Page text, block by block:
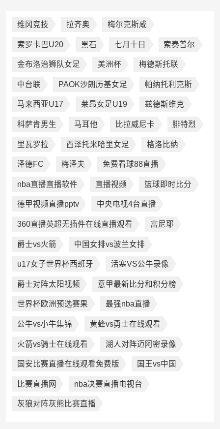
维冈竞技 拉齐奥 梅尔克斯咸
索罗卡巴U20 黑石 七月十日 索奏普尔
金布洛治狮队女足 美洲杯 梅德斯托联
中台联 PAOK沙朗历基女足 帕纳托利克斯
马来西亚U17 莱昂女足U19 兹德斯维克
科萨肯男生 马耳他 比拉威尼卡 腓特烈
里瓦罗拉 西泽托米哈里女足 格洛比纳
泽德FC 梅泽夫 免费看球88直播
nba直播直播软件 直播视频 篮球即时比分
德甲视频直播pptv 中央电视4台直播
360直播英超无插件在线直播观看 富尼耶
爵士vs火箭 中国女排vs波兰女排
u17女子世界杯西班牙 活塞VS公牛录像
爵士对阵太阳视频 意甲最新比分和积分榜
世界杯欧洲预选赛果 最强nba直播
公牛vs小牛集锦 黄蜂vs勇士在线观看
火箭vs骑士在线观看 湖人对阵迈阿密录像
国安比赛直播在线观看免费版 国王vs中国
比赛直播网 nba决赛直播电视台
灰狼对阵灰熊比赛直播